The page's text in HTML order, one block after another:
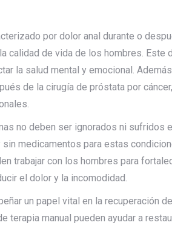
por dolor anal durante o
calidad de vida de los hombres. Este
la salud mental y emocional.
de la cirugía de próstata por
no deben ser ignorados ni sufridos
medicamentos para estas
trabajar con los hombres para
el dolor y la incomodidad.
un papel vital en la recuperación
manual pueden ayudar a